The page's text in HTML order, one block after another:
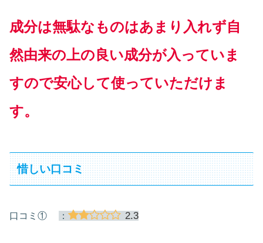
成分は無駄なものはあまり入れず自
然由来の上の良い成分が入っていま
すので安心して使っていただけま
す。
惜しい口コミ
口コミ① ： 2.3